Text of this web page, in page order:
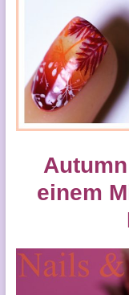
einem